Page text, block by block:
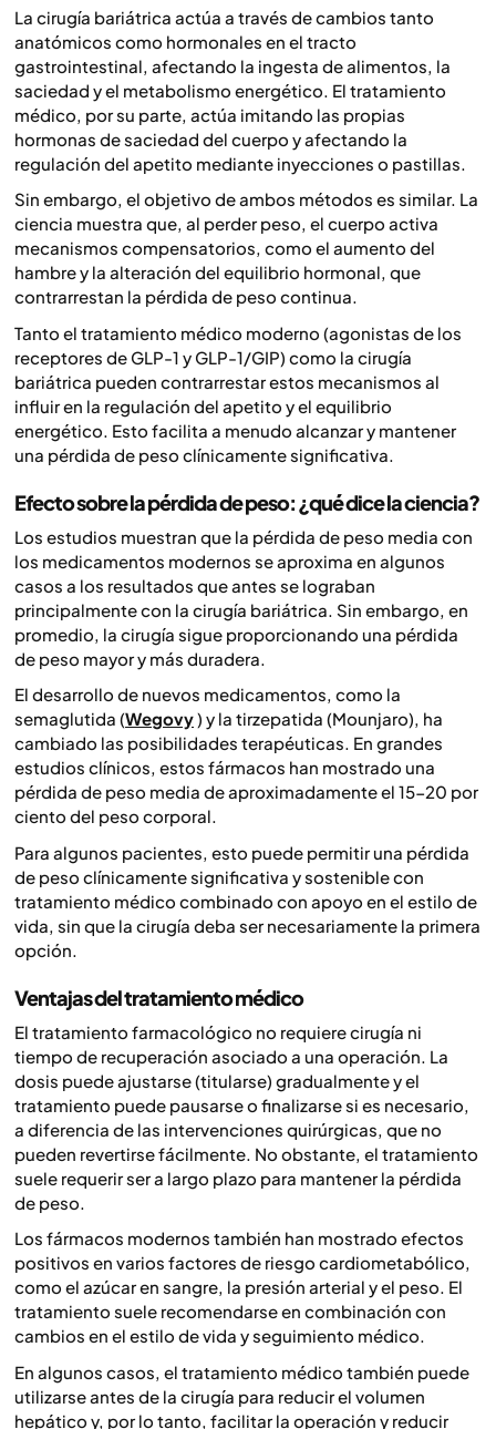
La cirugía bariátrica actúa a través de cambios tanto
anatómicos como hormonales en el tracto
gastrointestinal, afectando la ingesta de alimentos, la
saciedad y el metabolismo energético. El tratamiento
médico, por su parte, actúa imitando las propias
hormonas de saciedad del cuerpo y afectando la
regulación del apetito mediante inyecciones o pastillas.
Sin embargo, el objetivo de ambos métodos es similar. La
ciencia muestra que, al perder peso, el cuerpo activa
mecanismos compensatorios, como el aumento del
hambre y la alteración del equilibrio hormonal, que
contrarrestan la pérdida de peso continua.
Tanto el tratamiento médico moderno (agonistas de los
receptores de GLP-1 y GLP-1/GIP) como la cirugía
bariátrica pueden contrarrestar estos mecanismos al
influir en la regulación del apetito y el equilibrio
energético. Esto facilita a menudo alcanzar y mantener
una pérdida de peso clínicamente significativa.
Efecto sobre la pérdida de peso: ¿qué dice la ciencia?
Los estudios muestran que la pérdida de peso media con
los medicamentos modernos se aproxima en algunos
casos a los resultados que antes se lograban
principalmente con la cirugía bariátrica. Sin embargo, en
promedio, la cirugía sigue proporcionando una pérdida
de peso mayor y más duradera.
El desarrollo de nuevos medicamentos, como la
semaglutida (Wegovy) y la tirzepatida (Mounjaro), ha
cambiado las posibilidades terapéuticas. En grandes
estudios clínicos, estos fármacos han mostrado una
pérdida de peso media de aproximadamente el 15-20 por
ciento del peso corporal.
Para algunos pacientes, esto puede permitir una pérdida
de peso clínicamente significativa y sostenible con
tratamiento médico combinado con apoyo en el estilo de
vida, sin que la cirugía deba ser necesariamente la primera
opción.
Ventajas del tratamiento médico
El tratamiento farmacológico no requiere cirugía ni
tiempo de recuperación asociado a una operación. La
dosis puede ajustarse (titularse) gradualmente y el
tratamiento puede pausarse o finalizarse si es necesario,
a diferencia de las intervenciones quirúrgicas, que no
pueden revertirse fácilmente. No obstante, el tratamiento
suele requerir ser a largo plazo para mantener la pérdida
de peso.
Los fármacos modernos también han mostrado efectos
positivos en varios factores de riesgo cardiometabólico,
como el azúcar en sangre, la presión arterial y el peso. El
tratamiento suele recomendarse en combinación con
cambios en el estilo de vida y seguimiento médico.
En algunos casos, el tratamiento médico también puede
utilizarse antes de la cirugía para reducir el volumen
hepático y, por lo tanto, facilitar la operación y reducir